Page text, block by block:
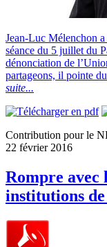
Jean-Luc Mélenchon a
séance du 5 juillet du
dénonciation de
partageons, il pointe
suite...
Contribution pour le
22 février 2016
Rompre avec
institutions